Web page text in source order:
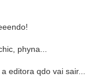
phyna...
editora qdo vai sair...